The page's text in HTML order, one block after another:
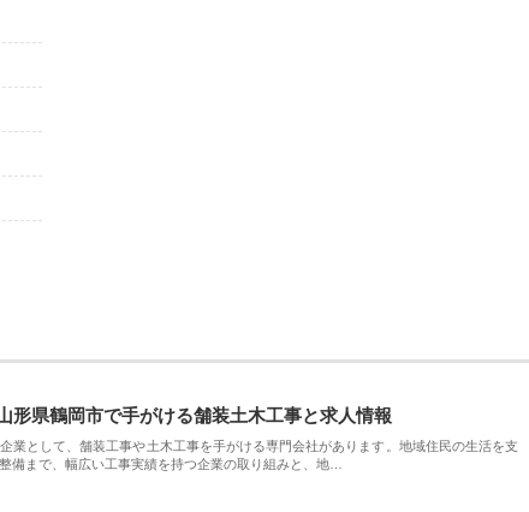
形県鶴岡市で手がける舗装土木工事と求人情報
業として、舗装工事や土木工事を手がける専門会社があります。地域住民の生活を支
備まで、幅広い工事実績を持つ企業の取り組みと、地…